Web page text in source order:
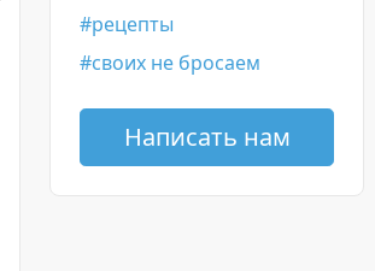
рецепты
своих не бросаем
Написать нам